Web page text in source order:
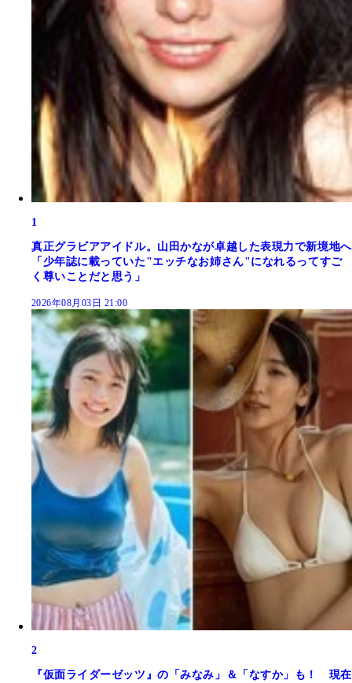
1
真正グラビアアイドル。山田かなが卓越した表現力で新境地へ
「少年誌に載っていた"エッチなお姉さん"になれるってすご
く尊いことだと思う」
2026年08月03日 21:00
2
『仮面ライダーゼッツ』の「みなみ」＆「なすか」も！ 現在